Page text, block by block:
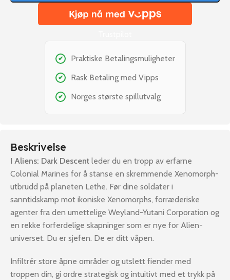
✔ Praktiske Betalingsmuligheter
✔ Rask Betaling med Vipps
✔ Norges største spillutvalg
Beskrivelse
I Aliens: Dark Descent leder du en tropp av erfarne
Colonial Marines for å stanse en skremmende Xenomorph-
utbrudd på planeten Lethe. Før dine soldater i
sanntidskamp mot ikoniske Xenomorphs, forræderiske
agenter fra den umettelige Weyland-Yutani Corporation og
en rekke forferdelige skapninger som er nye for Alien-
universet. Du er sjefen. De er ditt våpen.
Infiltrér store åpne områder og utslett fiender med
troppen din, gi ordre strategisk og intuitivt med et trykk på